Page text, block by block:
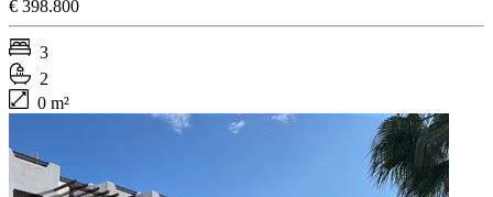
€ 398.800
3
2
0 m²